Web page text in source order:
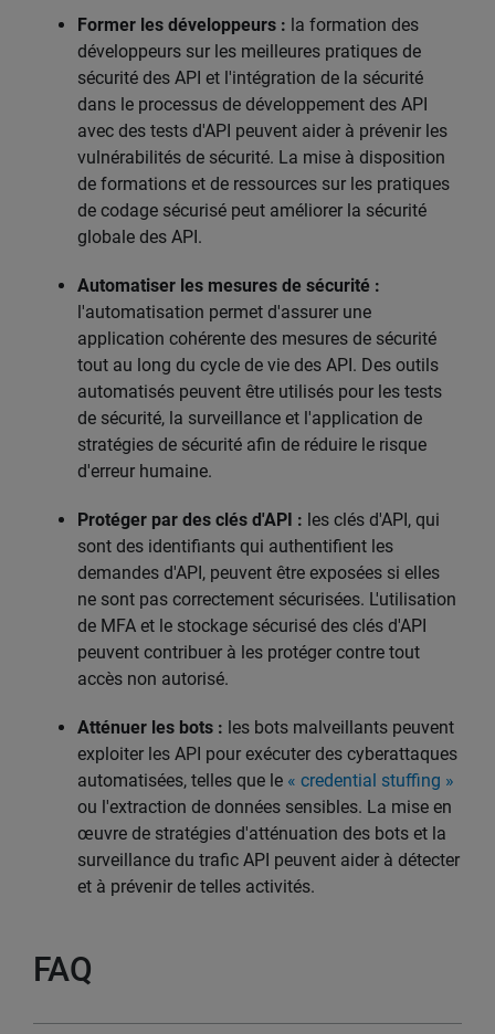
Former les développeurs : la formation des
développeurs sur les meilleures pratiques de
sécurité des API et l'intégration de la sécurité
dans le processus de développement des API
avec des tests d'API peuvent aider à prévenir les
vulnérabilités de sécurité. La mise à disposition
de formations et de ressources sur les pratiques
de codage sécurisé peut améliorer la sécurité
globale des API.
Automatiser les mesures de sécurité :
l'automatisation permet d'assurer une
application cohérente des mesures de sécurité
tout au long du cycle de vie des API. Des outils
automatisés peuvent être utilisés pour les tests
de sécurité, la surveillance et l'application de
stratégies de sécurité afin de réduire le risque
d'erreur humaine.
Protéger par des clés d'API : les clés d'API, qui
sont des identifiants qui authentifient les
demandes d'API, peuvent être exposées si elles
ne sont pas correctement sécurisées. L'utilisation
de MFA et le stockage sécurisé des clés d'API
peuvent contribuer à les protéger contre tout
accès non autorisé.
Atténuer les bots : les bots malveillants peuvent
exploiter les API pour exécuter des cyberattaques
automatisées, telles que le « credential stuffing »
ou l'extraction de données sensibles. La mise en
œuvre de stratégies d'atténuation des bots et la
surveillance du trafic API peuvent aider à détecter
et à prévenir de telles activités.
FAQ